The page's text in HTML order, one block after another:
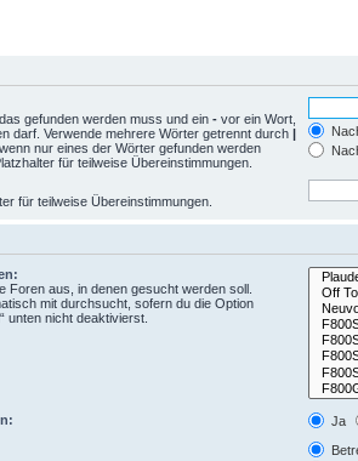
gefunden werden muss und ein - vor ein Wort,
darf. Verwende mehrere Wörter getrennt durch |
nur eines der Wörter gefunden werden
für teilweise Übereinstimmungen.
für teilweise Übereinstimmungen.
Foren aus, in denen gesucht werden soll.
mit durchsucht, sofern du die Option
unten nicht deaktivierst.
Ja